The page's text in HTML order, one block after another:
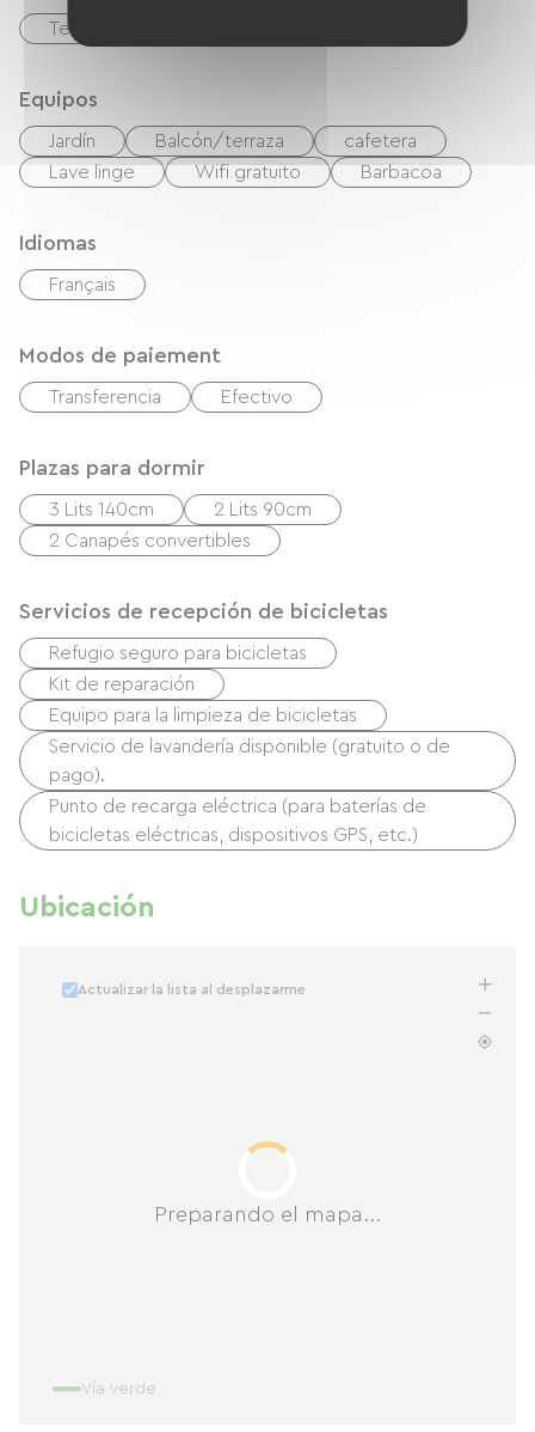
Terreno privado cercado
Equipos
Jardín Balcón/terraza
cafetera
Lave linge
Wifi gratuito Barbacoa
Idiomas
Français
Modos de paiement
Transferencia Efectivo
Plazas para dormir
3 Lits 140cm
2 Lits 90cm
2 Canapés convertibles
Servicios de recepción de bicicletas
Refugio seguro para bicicletas
Kit de reparación
Equipo para la limpieza de bicicletas
Servicio de lavandería disponible (gratuito o de
pago).
Punto de recarga eléctrica (para baterías de
bicicletas eléctricas, dispositivos GPS, etc.)
Ubicación
Preparando el mapa...
Actualizar la lista al desplazarme
Vía verde